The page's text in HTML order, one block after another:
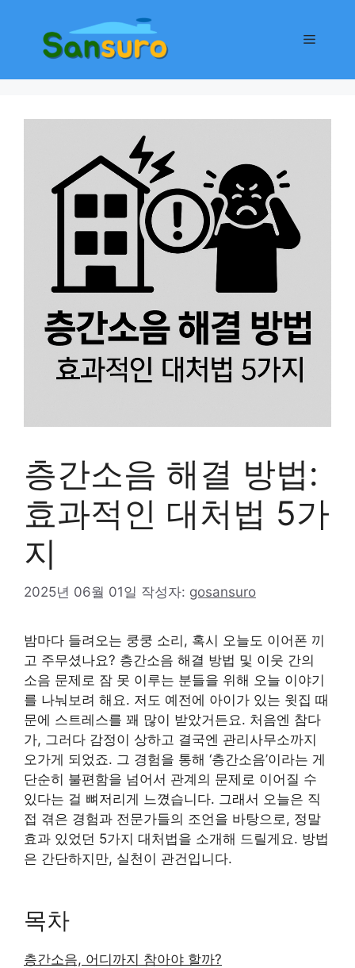
메
층간소음 해결 방법:
효과적인 대처법 5가
지
2025년 06월 01일 작성자: gosansuro
밤마다 들려오는 쿵쿵 소리, 혹시 오늘도 이어폰 끼
고 주무셨나요? 층간소음 해결 방법 및 이웃 간의
소음 문제로 잠 못 이루는 분들을 위해 오늘 이야기
를 나눠보려 해요. 저도 예전에 아이가 있는 윗집 때
문에 스트레스를 꽤 많이 받았거든요. 처음엔 참다
가, 그러다 감정이 상하고 결국엔 관리사무소까지
오가게 되었죠. 그 경험을 통해 ‘층간소음’이라는 게
단순히 불편함을 넘어서 관계의 문제로 이어질 수
있다는 걸 뼈저리게 느꼈습니다. 그래서 오늘은 직
접 겪은 경험과 전문가들의 조언을 바탕으로, 정말
효과 있었던 5가지 대처법을 소개해 드릴게요. 방법
은 간단하지만, 실천이 관건입니다.
목차
층간소음, 어디까지 참아야 할까?